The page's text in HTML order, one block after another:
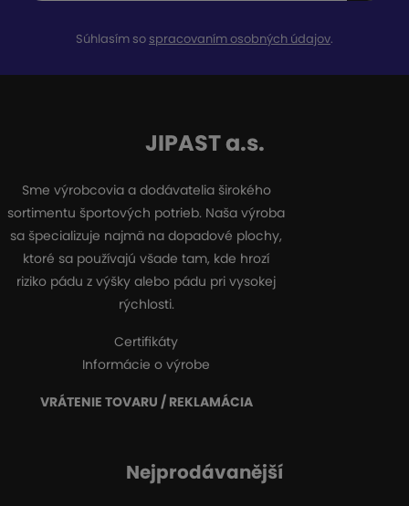
Súhlasím so spracovaním osobných údajov.
JIPAST a.s.
Sme výrobcovia a dodávatelia širokého
sortimentu športových potrieb. Naša výroba
sa špecializuje najmä na dopadové plochy,
ktoré sa používajú všade tam, kde hrozí
riziko pádu z výšky alebo pádu pri vysokej
rýchlosti.
Certifikáty
Informácie o výrobe
VRÁTENIE TOVARU / REKLAMÁCIA
Nejprodávanější